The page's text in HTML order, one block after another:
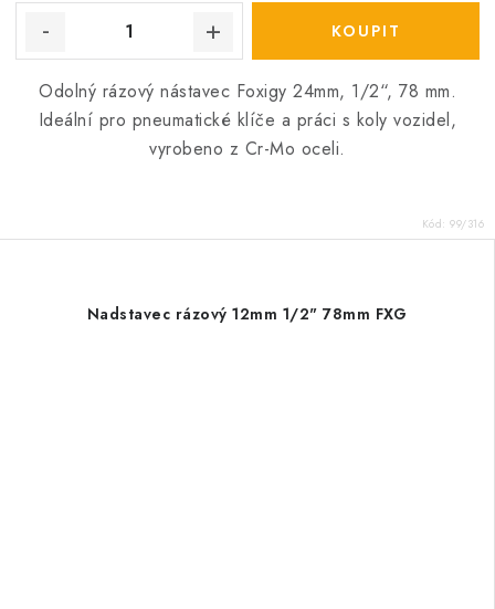
Odolný rázový nástavec Foxigy 24mm, 1/2“, 78 mm.
Ideální pro pneumatické klíče a práci s koly vozidel,
vyrobeno z Cr-Mo oceli.
Kód: 99/316
Nadstavec rázový 12mm 1/2" 78mm FXG